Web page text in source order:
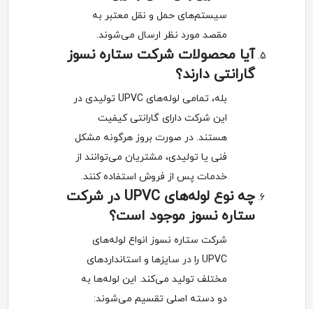
سیستم‌های حمل و نقل معتبر به
مقصد مورد نظر ارسال می‌شوند.
آیا محصولات شرکت ستاره نسوز
گارانتی دارند؟
بله، تمامی لوله‌های UPVC تولیدی در
این شرکت دارای گارانتی کیفیت
هستند. در صورت بروز هرگونه مشکل
فنی یا تولیدی، مشتریان می‌توانند از
خدمات پس از فروش استفاده کنند.
چه نوع لوله‌های UPVC در شرکت
ستاره نسوز موجود است؟
شرکت ستاره نسوز انواع لوله‌های
UPVC را در سایزها و استانداردهای
مختلف تولید می‌کند. این لوله‌ها به
دو دسته اصلی تقسیم می‌شوند: